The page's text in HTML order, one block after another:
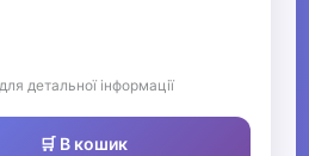
детальної інформації
🛒 В кошик